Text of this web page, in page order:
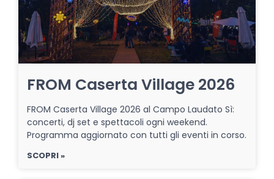
FROM Caserta Village 2026
FROM Caserta Village 2026 al Campo Laudato Sì:
concerti, dj set e spettacoli ogni weekend.
Programma aggiornato con tutti gli eventi in corso.
SCOPRI »